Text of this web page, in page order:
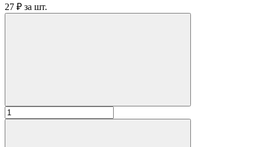
27 ₽ за шт.